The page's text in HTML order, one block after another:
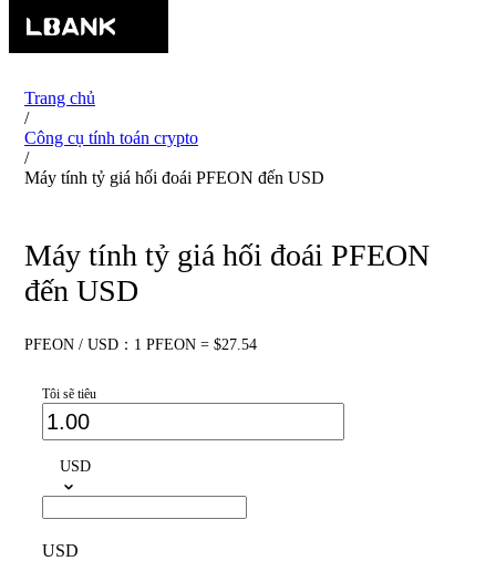
Trang chủ
/
Công cụ tính toán crypto
/
Máy tính tỷ giá hối đoái PFEON đến USD
Máy tính tỷ giá hối đoái PFEON
đến USD
PFEON / USD：1 PFEON = $27.54
Tôi sẽ tiêu
USD
USD